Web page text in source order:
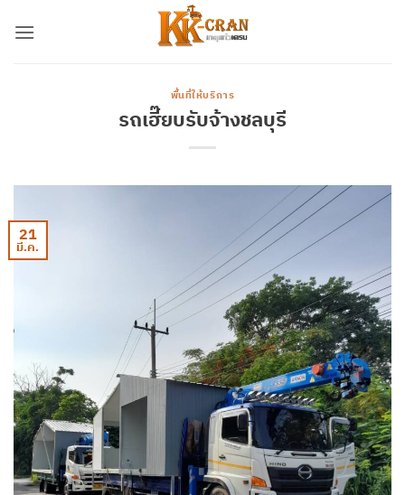
พื้นที่ให้บริการ
รถเฮี๊ยบรับจ้างชลบุรี
21
มี.ค.